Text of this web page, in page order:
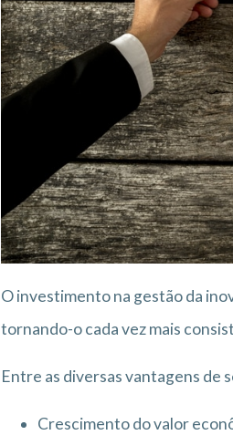
O investimento na gestão da
tornando-o cada vez mais
Entre as diversas vantagens de
Crescimento do valor